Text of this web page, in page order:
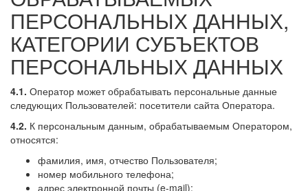
ПЕРСОНАЛЬНЫХ ДАННЫХ,
КАТЕГОРИИ СУБЪЕКТОВ
ПЕРСОНАЛЬНЫХ ДАННЫХ
4.1. Оператор может обрабатывать персональные данные
следующих Пользователей: посетители сайта Оператора.
4.2. К персональным данным, обрабатываемым Оператором,
относятся:
фамилия, имя, отчество Пользователя;
номер мобильного телефона;
адрес электронной почты (e-mail);